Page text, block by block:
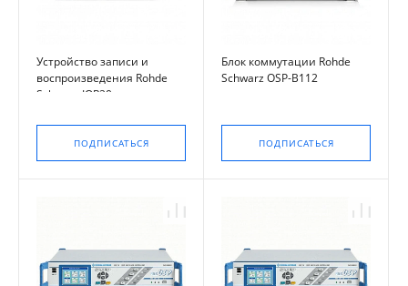
Устройство записи и
воспроизведения Rohde
Schwarz IQR20
ПОДПИСАТЬСЯ
Блок коммутации Rohde
Schwarz OSP-B112
ПОДПИСАТЬСЯ